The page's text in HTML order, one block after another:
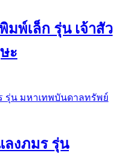
พ์เล็ก รุ่น เจ้าสัว
ะ
ลงภมร รุ่น